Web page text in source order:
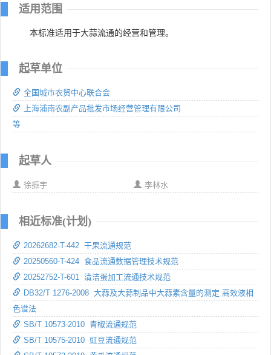
适用范围
本标准适用于大蒜流通的经营和管理。
起草单位
全国城市农贸中心联合会
上海浦南农副产品批发市场经营管理有限公司
等
起草人
徐振宇 李林水
相近标准(计划)
20262682-T-442 干果流通规范
20250560-T-424 食品流通数据管理技术规范
20252752-T-601 清洁蛋加工流通技术规范
DB32/T 1276-2008 大蒜及大蒜制品中大蒜素含量的测定 高效液相
色谱法
SB/T 10573-2010 青椒流通规范
SB/T 10575-2010 豇豆流通规范